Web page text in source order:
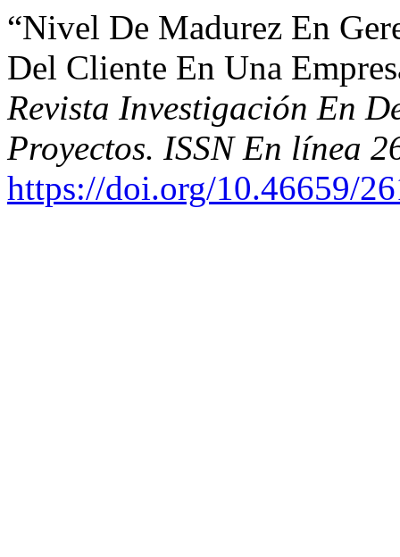
“Nivel De Madurez En
Del Cliente En Una
Revista Investigación En
Proyectos. ISSN En línea
https://doi.org/10.46659/